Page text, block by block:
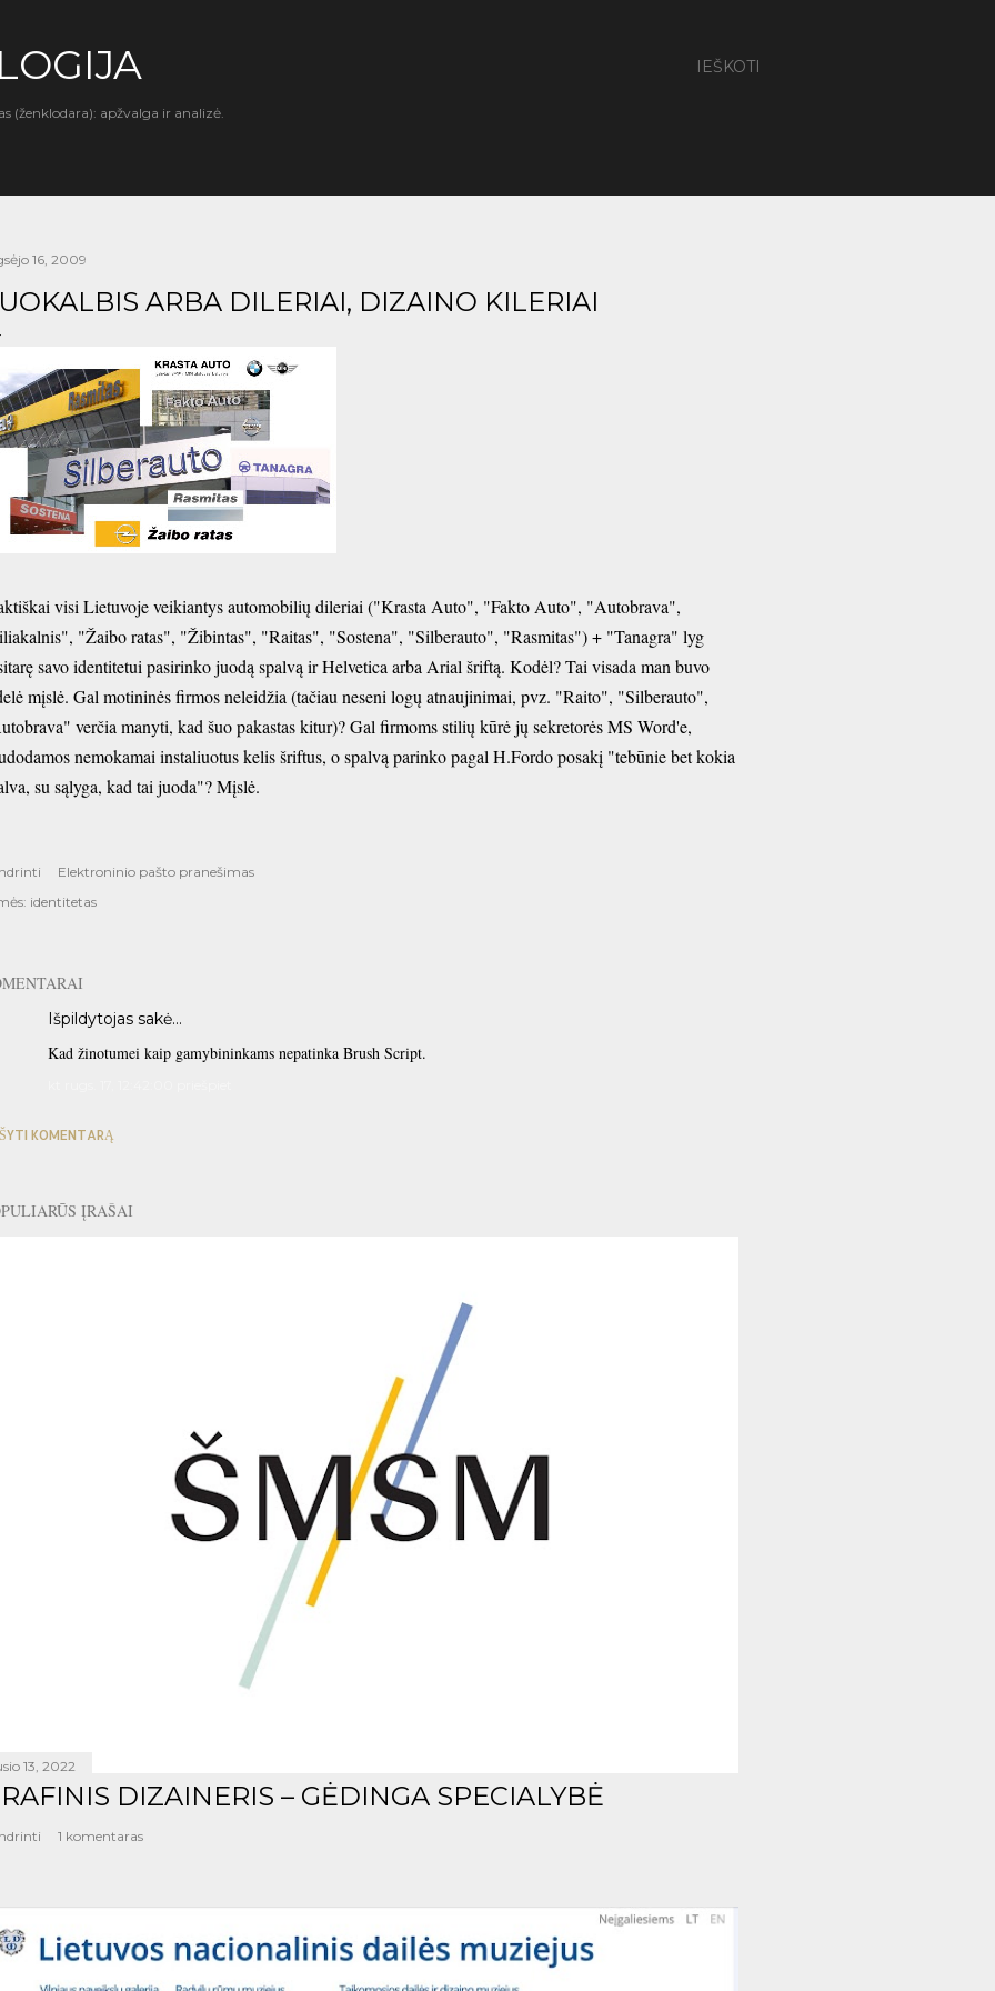
IEŠKOTI
(ženklodara): apžvalga ir analizė.
16, 2009
ARBA DILERIAI, DIZAINO KILERIAI
visi Lietuvoje veikiantys automobilių dileriai ("Krasta Auto", "Fakto Auto", "Autobrava",
"Žaibo ratas", "Žibintas", "Raitas", "Sostena", "Silberauto", "Rasmitas") + "Tanagra" lyg
savo identitetui pasirinko juodą spalvą ir Helvetica arba Arial šriftą. Kodėl? Tai visada man buvo
mįslė. Gal motininės firmos neleidžia (tačiau neseni logų atnaujinimai, pvz. "Raito", "Silberauto",
verčia manyti, kad šuo pakastas kitur)? Gal firmoms stilių kūrė jų sekretorės MS Word'e,
nemokamai instaliuotus kelis šriftus, o spalvą parinko pagal H.Fordo posakį "tebūnie bet kokia
su sąlyga, kad tai juoda"? Mįslė.
Elektroninio pašto pranešimas
identitetas
Išpildytojas sakė…
Kad žinotumei kaip gamybininkams nepatinka Brush Script.
KOMENTARĄ
ĮRAŠAI
13, 2022
DIZAINERIS – GĖDINGA SPECIALYBĖ
1 komentaras